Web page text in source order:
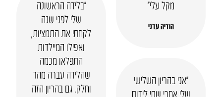
מקל עלי״
הודיה עדני
“בלידה הראשונה
שלי לפני שנה
לקחתי את התמציות,
ואפילו המיילדות
התפלאו מכמה
שהלידה עברה מהר
וחלק. גם בהריון הזה
“אני בהריון השלישי
שלי אחרי שתי לידות